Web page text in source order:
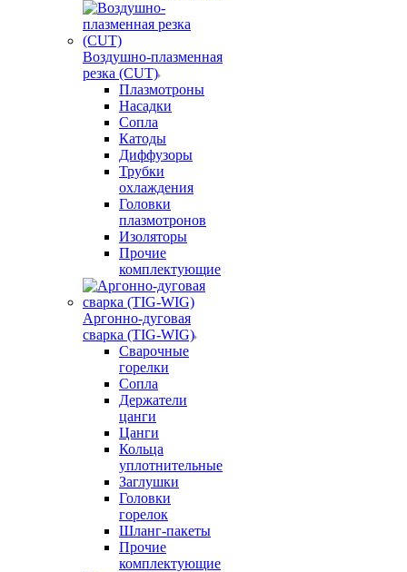
Воздушно-плазменная
резка (CUT)
Плазмотроны
Насадки
Сопла
Катоды
Диффузоры
Трубки
охлаждения
Головки
плазмотронов
Изоляторы
Прочие
комплектующие
Аргонно-дуговая
сварка (TIG-WIG)
Сварочные
горелки
Сопла
Держатели
цанги
Цанги
Кольца
уплотнительные
Заглушки
Головки
горелок
Шланг-пакеты
Прочие
комплектующие